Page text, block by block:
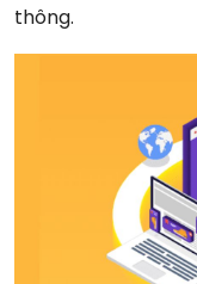
thông.